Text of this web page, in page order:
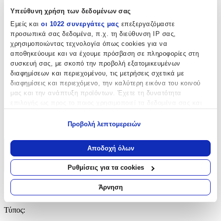
Υπεύθυνη χρήση των δεδομένων σας
Εμείς και οι 1022 συνεργάτες μας επεξεργαζόμαστε
προσωπικά σας δεδομένα, π.χ. τη διεύθυνση IP σας,
χρησιμοποιώντας τεχνολογία όπως cookies για να
αποθηκεύουμε και να έχουμε πρόσβαση σε πληροφορίες στη
συσκευή σας, με σκοπό την προβολή εξατομικευμένων
διαφημίσεων και περιεχομένου, τις μετρήσεις σχετικά με
διαφημίσεις και περιεχόμενο, την καλύτερη εικόνα του κοινού
μας και την ανάπτυξη προϊόντων. Έχετε τη δυνατότητα
Να συλλέξουμε πληροφορίες σχετικά με τη γεωγραφική
σας τοποθεσία, οι οποίες μπορεί να είναι ακριβείς σε
απόσταση μερικών μέτρων
Να αναγνωρίσουμε τη συσκευή σας σαρώνοντας ενεργά
για συγκεκριμένα χαρακτηριστικά (δακτυλικό αποτύπωμα)
Μάθετε περισσότερα σχετικά με τον τρόπο επεξεργασίας των
προσωπικών σας δεδομένων και καθορίστε τις προτιμήσεις σας
στην
Προβολή λεπτομερειών
Αποδοχή όλων
Ρυθμίσεις για τα cookies
Άρνηση
Υλικό:
Υφασμάτινο
με Led:
Όχι
Χειροποίητο:
Όχι
Χρώμα:
Χαρακτηριστικά
Χαρακτηριστικά
Τύπος: